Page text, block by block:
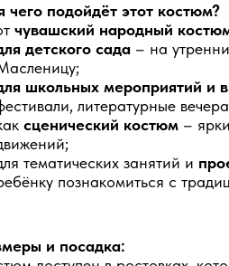
чего подойдёт этот костюм?
чувашский народный
детского сада – на
школьных мероприятий и
литературные
сценический костюм –
тематических занятий и
познакомиться с
и посадка: